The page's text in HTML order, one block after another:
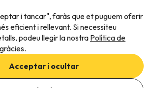
i tancar", faràs que et puguem oferir
eficient i rellevant. Si necessiteu
podeu llegir la nostra Política de
Acceptar i ocultar